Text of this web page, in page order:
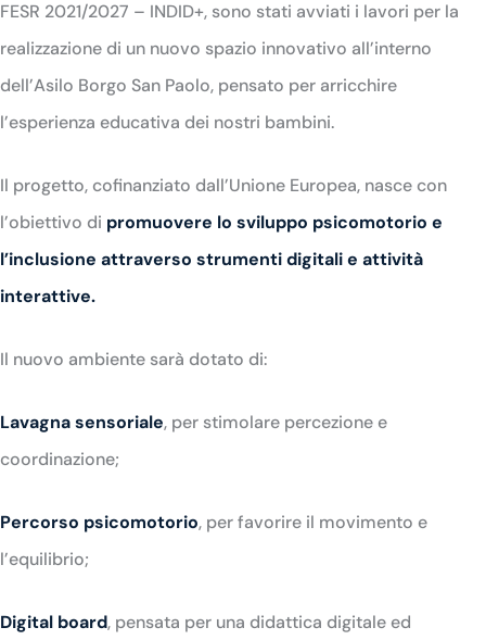
FESR 2021/2027 – INDID+, sono stati avviati i lavori per la
realizzazione di un nuovo spazio innovativo all’interno
dell’Asilo Borgo San Paolo, pensato per arricchire
l’esperienza educativa dei nostri bambini.
Il progetto, cofinanziato dall’Unione Europea, nasce con
l’obiettivo di promuovere lo sviluppo psicomotorio e
l’inclusione attraverso strumenti digitali e attività
interattive.
Il nuovo ambiente sarà dotato di:
Lavagna sensoriale, per stimolare percezione e
coordinazione;
Percorso psicomotorio, per favorire il movimento e
l’equilibrio;
Digital board, pensata per una didattica digitale ed